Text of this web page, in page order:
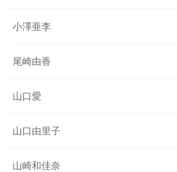
小澤亜李
尾崎由香
山口愛
山口由里子
山崎和佳奈